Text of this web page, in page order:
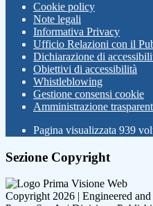
Cookie policy
Note legali
Informativa Privacy
Ufficio Relazioni con il
Dichiarazione di
Obiettivi di accessibilità
Whistleblowing
Gestione consensi cookie
Amministrazione
Pagina visualizzata 939
Sezione Copyright
Copyright 2026 | Engineered